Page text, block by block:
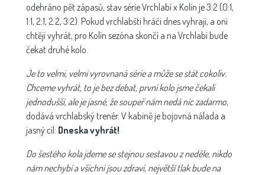
odehráno pět zápasů, stav série Vrchlabí x Kolín je 3:2 (0:1,
1:1, 2:1, 2:2, 3:2). Pokud vrchlabští hráči dnes vyhrají, a oni
chtějí vyhrát, pro Kolín sezóna skončí a na Vrchlabí bude
čekat druhé kolo.
Je to velmi, velmi vyrovnaná série a může se stát cokoliv.
Chceme vyhrát, to je bez debat, první kolo jsme čekali
jednodušší, ale je jasné, že soupeř nám nedá nic zadarmo,
dodává vrchlabský trenér. V kabině je bojovná nálada a
jasný cíl: Dneska vyhrát!
Do šestého kola jdeme se stejnou sestavou z neděle, nikdo
nám nechybí a všichni jsou zdraví, největší tlak bude na